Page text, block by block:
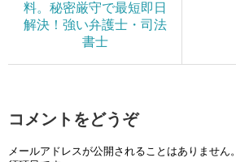
料。秘密厳守で最短即日
解決！強い弁護士・司法
書士
コメントをどうぞ
メールアドレスが公開されることはありません。